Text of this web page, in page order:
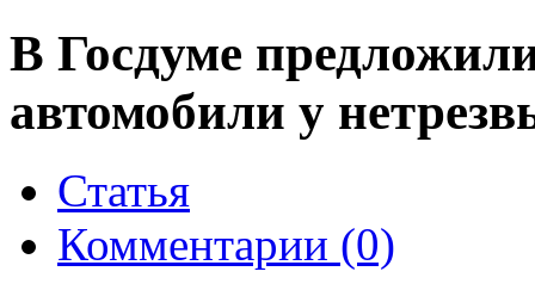
В Госдуме
автомобили у
Статья
Комментарии (0)